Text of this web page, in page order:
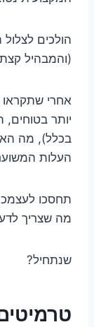
הולכים
(והמבהיל
אחרי
יותר
בכלל), מה
העלות
תחסכו
מה שצריך
שנתחיל?